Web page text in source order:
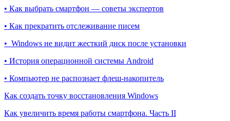
• Как выбрать смартфон — советы экспертов
• Как прекратить отслеживание писем
• Windows не видит жесткий диск после установки
• История операционной системы Android
• Компьютер не распознает флеш-накопитель
Как создать точку восстановления Windows
Как увеличить время работы смартфона. Часть II